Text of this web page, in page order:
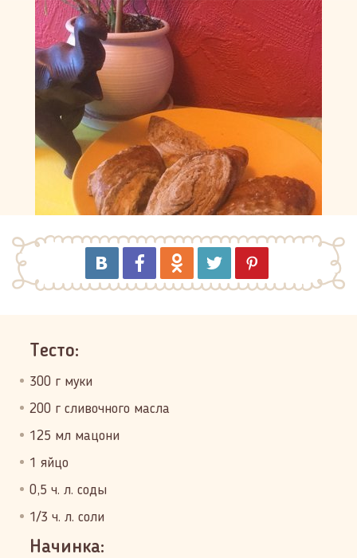
Тесто:
300 г муки
200 г сливочного масла
125 мл мацони
1 яйцо
0,5 ч. л. соды
1/3 ч. л. соли
Начинка: